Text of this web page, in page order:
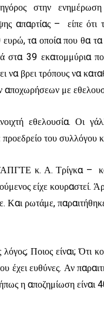
στην
απαρτίας – είπε ότι
τα οποία που θα
στα 39 εκατομμύρια
να βρει τρόπους να
με
εθελουσία. Οι
του συλλόγου
κ. Α. Τρίγκα –
είχε
Και ρωτάμε,
Ποιος είναι; Ότι
έχει ευθύνες. Αν
η αποζημίωση